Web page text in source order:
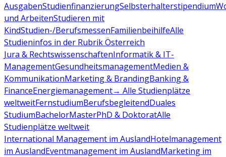
AusgabenStudienfinanzierungSelbsterhalterstipendium
und ArbeitenStudieren mit
KindStudien-/BerufsmessenFamilienbeihilfeAlle
Studieninfos in der Rubrik Österreich
Jura & RechtswissenschaftenInformatik & IT-
ManagementGesundheitsmanagementMedien &
KommunikationMarketing & BrandingBanking &
FinanceEnergiemanagement→ Alle Studienplätze
weltweitFernstudiumBerufsbegleitendDuales
StudiumBachelorMasterPhD & DoktoratAlle
Studienplätze weltweit
International Management im AuslandHotelmanagement
im AuslandEventmanagement im AuslandMarketing im